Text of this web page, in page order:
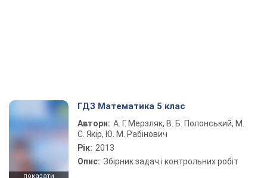
показати
ГДЗ Математика 5 клас
Автори: А. Г. Мерзляк, В. Б. Полонський, М.
С. Якір, Ю. М. Рабінович
Рік: 2013
Опис: Збірник задач і контрольних робіт